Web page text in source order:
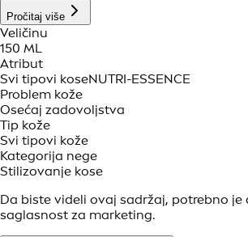
Pročitaj više
Veličinu
150 ML
Atribut
Svi tipovi koseNUTRI-ESSENCE
Problem kože
Osećaj zadovoljstva
Tip kože
Svi tipovi kože
Kategorija nege
Stilizovanje kose
Da biste videli ovaj sadržaj, potrebno
saglasnost za marketing.